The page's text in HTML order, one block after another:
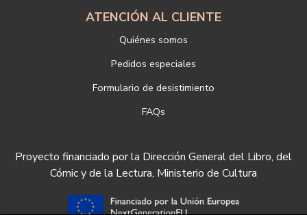
ATENCIÓN AL CLIENTE
Quiénes somos
Pedidos especiales
Formulario de desistimiento
FAQs
Proyecto financiado por la Dirección General del Libro, del
Cómic y de la Lectura, Ministerio de Cultura